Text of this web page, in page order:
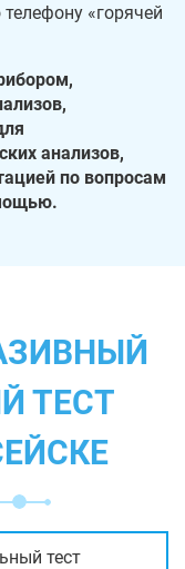
«горячей
анализов,
по вопросам
ТЕСТ
тест